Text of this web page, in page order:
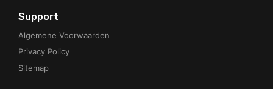
Support
Algemene Voorwaarden
Privacy Policy
Sitemap